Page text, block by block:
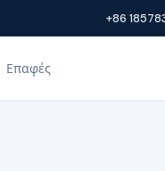
+86
Επαφές